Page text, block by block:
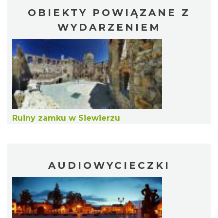
Podzamcze
2026-09-04
19.81 km
Podzamcze
19.81 km
OBIEKTY POWIĄZANE Z
WYDARZENIEM
Ruiny zamku w Siewierzu
AUDIOWYCIECZKI